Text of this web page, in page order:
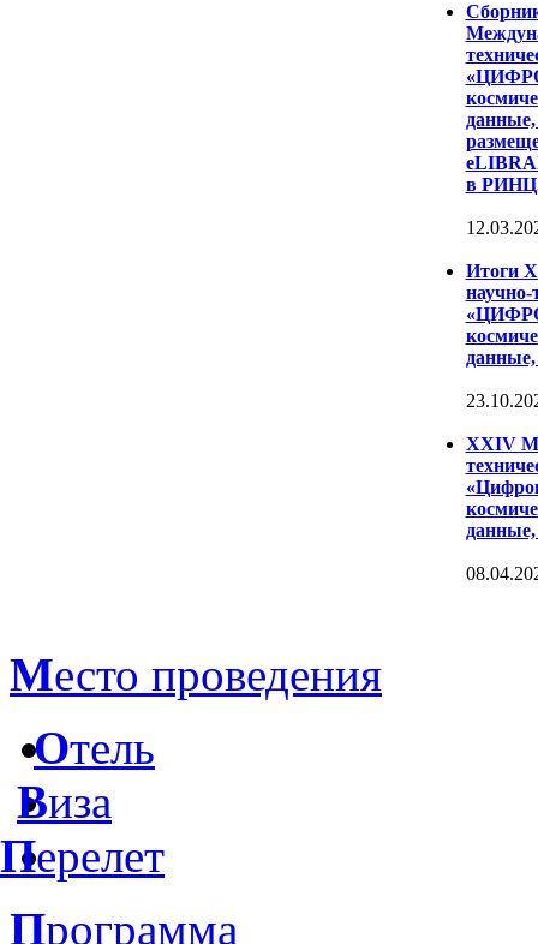
данные,
в
Итоги
научно-
данные,
XXIV
данные,
Место проведения
Отель
Виза
Перелет
Программа